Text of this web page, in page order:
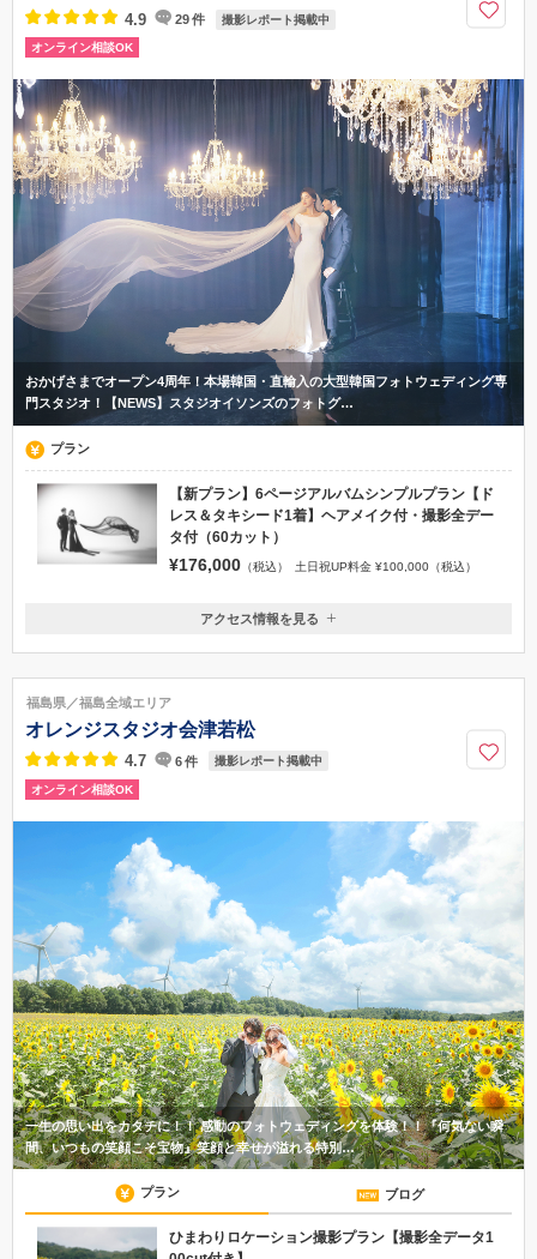
4.9 29件 撮影レポート掲載中
オンライン相談OK
おかげさまでオープン4周年！本場韓国・直輸入の大型韓国フォトウェディング専
門スタジオ！【NEWS】スタジオイソンズのフォトグ…
プラン
【新プラン】6ページアルバムシンプルプラン【ド
レス＆タキシード1着】ヘアメイク付・撮影全デー
タ付（60カット）
¥176,000 （税込） 土日祝UP料金 ¥100,000（税込）
福島県いわき市鹿島町久保字梅田4-1
0246-58-5555
アクセス情報を見る
福島県／福島全域エリア
オレンジスタジオ会津若松
4.7 6件 撮影レポート掲載中
オンライン相談OK
一生の思い出をカタチに！！ 感動のフォトウェディングを体験！！『何気ない瞬
間、いつもの笑顔こそ宝物』笑顔と幸せが溢れる特別…
プラン ブログ
ひまわりロケーション撮影プラン【撮影全データ1